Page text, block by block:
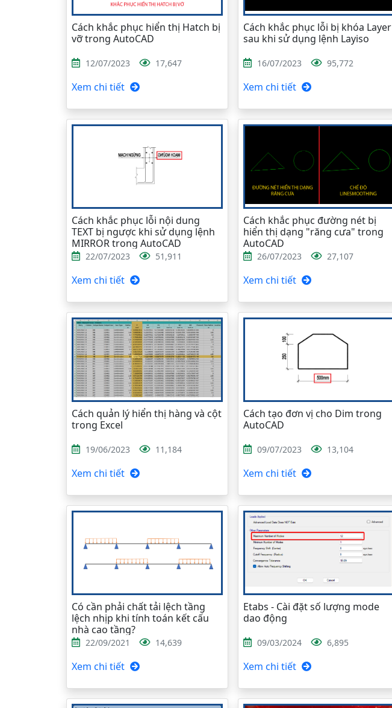
Cách khắc phục hiển thị Hatch bị
vỡ trong AutoCAD
12/07/2023 17,647
Xem chi tiết
Cách khắc phục lỗi bị khóa Layer
sau khi sử dụng lệnh Layiso
16/07/2023 95,772
Xem chi tiết
Cách khắc phục lỗi nội dung
TEXT bị ngược khi sử dụng lệnh
MIRROR trong AutoCAD
22/07/2023 51,911
Xem chi tiết
Cách khắc phục đường nét bị
hiển thị dạng "răng cưa" trong
AutoCAD
26/07/2023 27,107
Xem chi tiết
Cách quản lý hiển thị hàng và cột
trong Excel
19/06/2023 11,184
Xem chi tiết
Cách tạo đơn vị cho Dim trong
AutoCAD
09/07/2023 13,104
Xem chi tiết
Có cần phải chất tải lệch tầng
lệch nhịp khi tính toán kết cấu
nhà cao tầng?
22/09/2021 14,639
Xem chi tiết
Etabs - Cài đặt số lượng mode
dao động
09/03/2024 6,895
Xem chi tiết